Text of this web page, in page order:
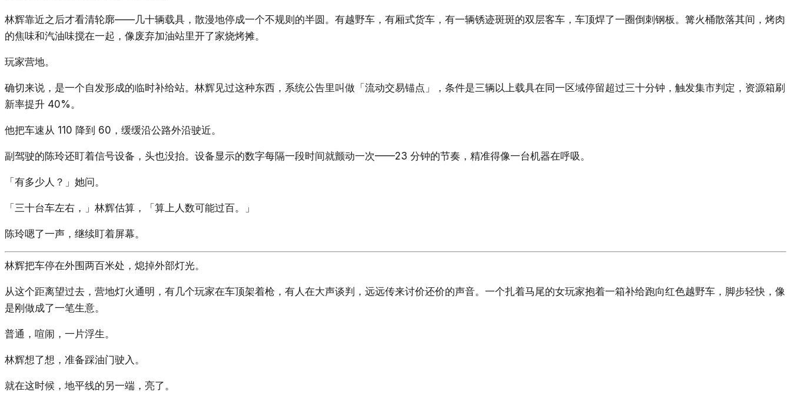
林辉靠近之后才看清轮廓——几十辆载具，散漫地停成一个不规则的半圆。有越野车，有厢式货车，有一辆锈迹斑斑的双层客车，车顶焊了一圈倒刺钢板。篝火桶散落其间，烤肉
的焦味和汽油味搅在一起，像废弃加油站里开了家烧烤摊。
玩家营地。
确切来说，是一个自发形成的临时补给站。林辉见过这种东西，系统公告里叫做「流动交易锚点」，条件是三辆以上载具在同一区域停留超过三十分钟，触发集市判定，资源箱刷
新率提升 40%。
他把车速从 110 降到 60，缓缓沿公路外沿驶近。
副驾驶的陈玲还盯着信号设备，头也没抬。设备显示的数字每隔一段时间就颤动一次——23 分钟的节奏，精准得像一台机器在呼吸。
「有多少人？」她问。
「三十台车左右，」林辉估算，「算上人数可能过百。」
陈玲嗯了一声，继续盯着屏幕。
林辉把车停在外围两百米处，熄掉外部灯光。
从这个距离望过去，营地灯火通明，有几个玩家在车顶架着枪，有人在大声谈判，远远传来讨价还价的声音。一个扎着马尾的女玩家抱着一箱补给跑向红色越野车，脚步轻快，像
是刚做成了一笔生意。
普通，喧闹，一片浮生。
林辉想了想，准备踩油门驶入。
就在这时候，地平线的另一端，亮了。